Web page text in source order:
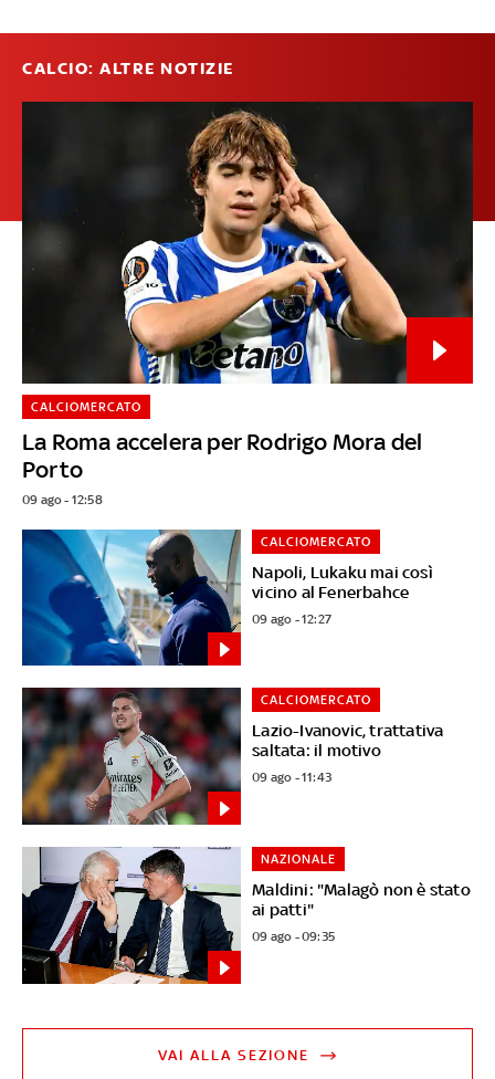
CALCIO: ALTRE NOTIZIE
La Roma accelera per Rodrigo Mora del
Porto
CALCIOMERCATO
09 ago - 12:58
Napoli, Lukaku mai così
vicino al Fenerbahce
CALCIOMERCATO
09 ago - 12:27
Lazio-Ivanovic, trattativa
saltata: il motivo
CALCIOMERCATO
09 ago - 11:43
Maldini: "Malagò non è stato
ai patti"
NAZIONALE
09 ago - 09:35
VAI ALLA SEZIONE